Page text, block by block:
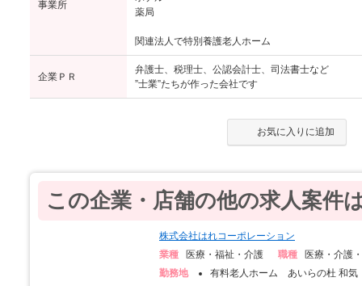
事業所
薬局
関連法人で特別養護老人ホーム
企業ＰＲ
弁護士、税理士、公認会計士、司法書士など
”士業”たちが作った会社です
お気に入りに追加
この企業・店舗の他の求人案件
株式会社はれコーポレーション
業種
医療・福祉・介護 職種
医療・介護
勤務地
有料老人ホーム あいらの杜 和気